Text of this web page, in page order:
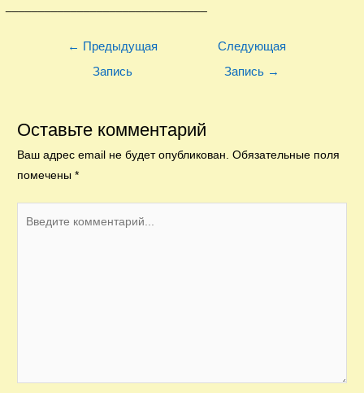
Навигация
← Предыдущая
Запись
Следующая
Запись →
Оставьте комментарий
Ваш адрес email не будет опубликован. Обязательные поля
помечены*